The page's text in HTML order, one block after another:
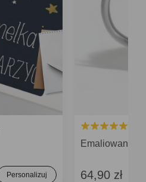
Personalizuj
Emaliowany
64,90 zł